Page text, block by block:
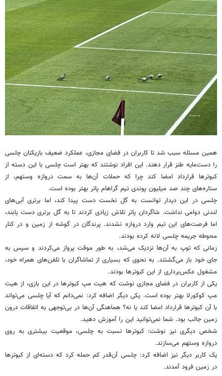
همین مسئله سبب شد تا کاربران در فضای مجازی، عملکرد ضعیف بازیکنان چلسی
را دست‌مایه طنز قرار دهند. این افراد نوشتند که بهتر است چلسی با این دسته از
کبوترها قرارداد امضا کند چرا که حملات آن‌ها به سمت دروازه وستهم، از
ستاره‌های چند صد میلیون پوندی تیم گراهام پاتر بهتر بوده است.
چلسی در این دیدار توانست به گل نخست دست پیدا کند، اما برتری آبی‌های
لندنی دوامی نداشت. شاگردان پاتر تلاش زیادی کردند تا به گل برتری دست یابند،
اما فرصت‌های این تیم وارد دروازه نشدند. پرندگان در گوشه از زمین و در کنار
محوطه جریمه چلسی لانه کرده بودند.
زمانی که توپ به آن‌ها نزدیک می‌شد، به طور موقت پرواز می‌کردند و سپس به
جای خود باز می‌گشتند. به نحوی که بسیاری از تماشاگران با تلفن‌های همراه خود،
مشغول عکس‌برداری از این کبوترها بودند.
یکی از کاربران در فضای مجازی نوشت که هیت مپ کبوترها در این بازی، از هیت
مپ کوکورلا بهتر بوده است. یکی دیگر اضافه کرد: نمی‌دانم که آیا چلسی می‌تواند
با آن کبوترها قرارداد امضا کند یا نه؟ هماهنگی آن‌ها در بی‌توجهی به اتفاقات درون
زمین جالب بود. شما نمی‌توانید این را آموزش دهید.
شخص دیگری نیز نوشت: کبوترها نسبت به چلسی، موقعیت بیشتری به روی
دروازه وستهم می‌سازند.
یک کاربر دیگر نیز اضافه کرد: چلسی آن‌قدر کم حمله کرد که دسته‌ای از کبوترها
در زمین فرود آمدند.